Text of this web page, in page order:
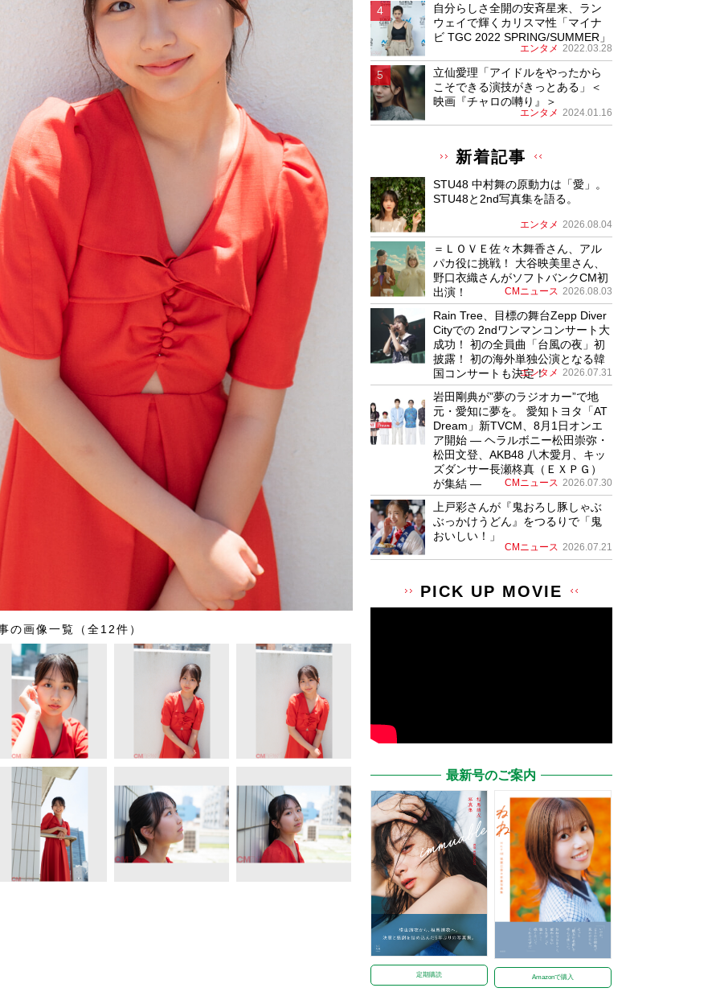
の画像一覧（全12件）
自分らしさ全開の安斉星来、ラン
ウェイで輝くカリスマ性「マイナ
ビ TGC 2022 SPRING/SUMMER」
エンタメ 2022.03.28
立仙愛理「アイドルをやったから
こそできる演技がきっとある」＜
映画『チャロの囀り』＞
エンタメ 2024.01.16
新着記事
STU48 中村舞の原動力は「愛」。
STU48と2nd写真集を語る。
エンタメ 2026.08.04
＝ＬＯＶＥ佐々木舞香さん、アル
パカ役に挑戦！ 大谷映美里さん、
野口衣織さんがソフトバンクCM初
出演！
CMニュース 2026.08.03
Rain Tree、目標の舞台Zepp Diver
Cityでの 2ndワンマンコンサート大
成功！ 初の全員曲「台風の夜」初
披露！ 初の海外単独公演となる韓
国コンサートも決定！
エンタメ 2026.07.31
岩田剛典が”夢のラジオカー”で地
元・愛知に夢を。 愛知トヨタ「AT
Dream」新TVCM、8月1日オンエ
ア開始 ― ヘラルボニー松田崇弥・
松田文登、AKB48 八木愛月、キッ
ズダンサー長瀬柊真（ＥＸＰＧ）
が集結 ―
CMニュース 2026.07.30
上戸彩さんが『鬼おろし豚しゃぶ
ぶっかけうどん』をつるりで「鬼
おいしい！」
CMニュース 2026.07.21
PICK UP MOVIE
最新号のご案内
定期購読 Amazonで購入